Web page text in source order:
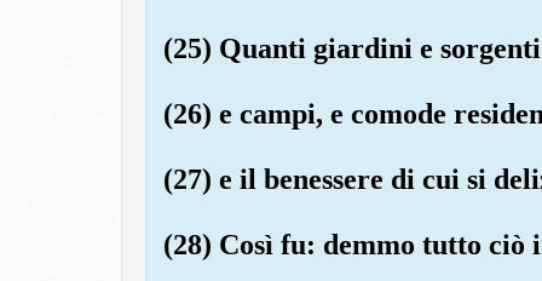
(25) Quanti giardini e
(26) e campi, e comode
(27) e il benessere di cui si
(28) Così fu: demmo tutto ciò